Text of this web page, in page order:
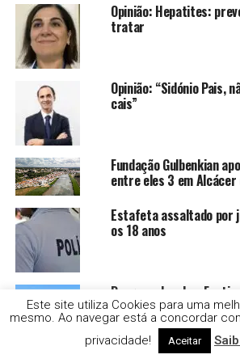
Opinião: Hepatites:
tratar
Opinião: “Sidónio Pais,
cais”
Fundação Gulbenkian
entre eles 3 em Alcácer
Estafeta assaltado por
os 18 anos
Droga e alcool no
em Sines
Este site utiliza Cookies para uma
mesmo. Ao navegar está a concordar
privacidade!
Aceitar